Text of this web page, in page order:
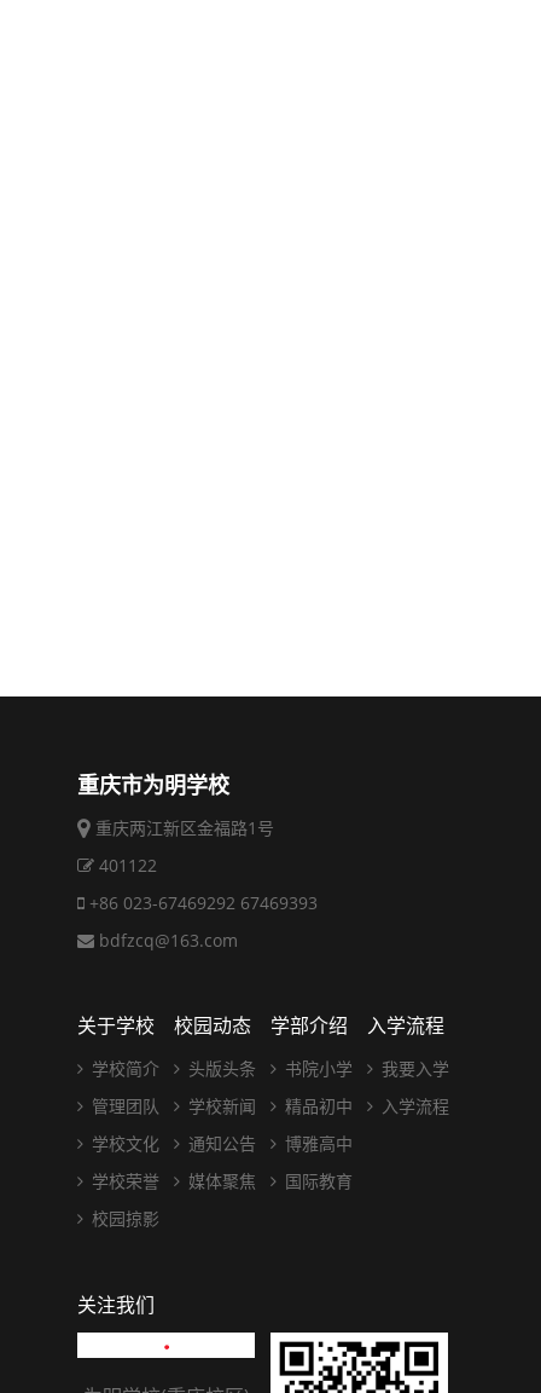
重庆市为明学校
重庆两江新区金福路1号
401122
+86 023-67469292 67469393
bdfzcq@163.com
关于学校
学校简介
管理团队
学校文化
学校荣誉
校园掠影
校园动态
头版头条
学校新闻
通知公告
媒体聚焦
学部介绍
书院小学
精品初中
博雅高中
国际教育
入学流程
我要入学
入学流程
关注我们